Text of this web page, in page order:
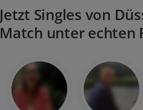
Jetzt Singles von
Match unter echten